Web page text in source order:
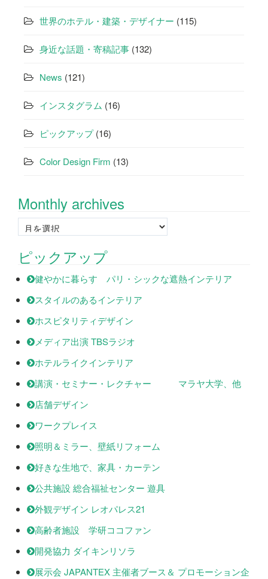
世界のホテル・建築・デザイナー (115)
身近な話題・寄稿記事 (132)
News (121)
インスタグラム (16)
ピックアップ(16)
Color Design Firm (13)
Monthly archives
Monthly
archives
ピックアップ
健やかに暮らす パリ・シックな遮熱インテリア
スタイルのあるインテリア
ホスピタリティデザイン
メディア出演 TBSラジオ
ホテルライクインテリア
講演・セミナー・レクチャー マラヤ大学、他
店舗デザイン
ワークプレイス
照明＆ミラー、壁紙リフォーム
好きな生地で、家具・カーテン
公共施設 総合福祉センター 遊具
外観デザイン レオパレス21
高齢者施設 学研ココファン
開発協力 ダイキンリソラ
展示会 JAPANTEX 主催者ブース＆ プロモーション企